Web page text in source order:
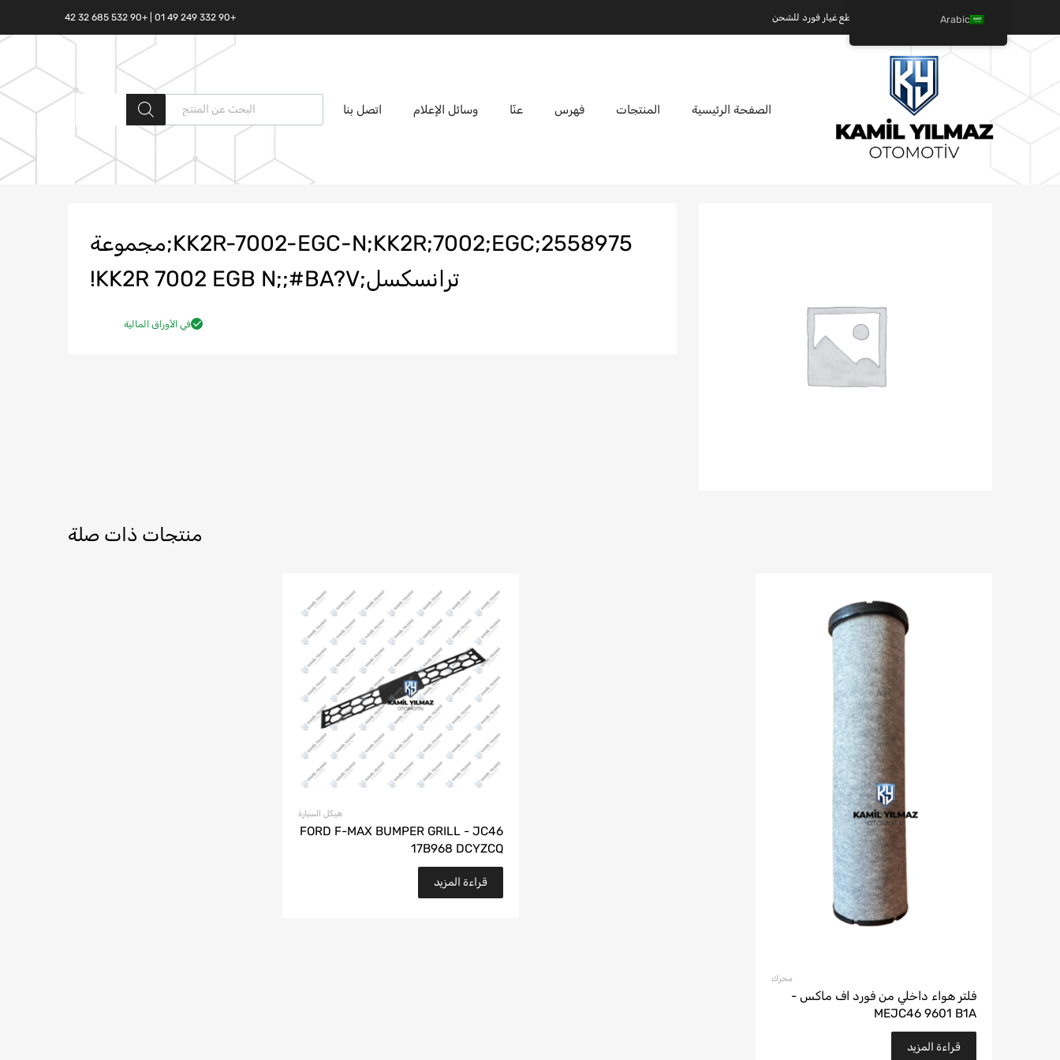
كميل يلماز للسيارات - عالم قطع غيار فورد للشحن +90 332 249 49 01 | +90 532 685 32 42
الصفحة الرئيسية المنتجات فهرس عنّا وسائل الإعلام اتصل بنا
البحث المنتجات
KK2R-7002-EGC-N;KK2R;7002;EGC;2558975;مجموعة
ترانسكسل;KK2R 7002 EGB N;;#BA?V!
في الأوراق المالية
منتجات ذات صلة
محرك
فلتر هواء داخلي من فورد اف ماكس -
MEJC46 9601 B1A
قراءة المزيد
هيكل السيارة
FORD F-MAX BUMPER GRILL - JC46
17B968 DCYZCQ
قراءة المزيد
Arabic